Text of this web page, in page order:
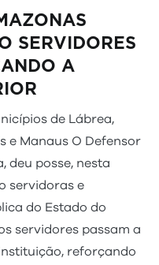
SERVIDORES
A
de Lábrea,
e Manaus O Defensor
deu posse, nesta
servidoras e
do Estado do
servidores passam a
reforçando